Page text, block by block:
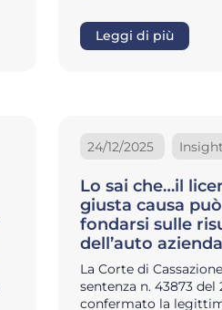
Leggi di più
24/12/2025
Lo sai che…il
giusta causa
fondarsi sulle
dell’auto
La Corte di
sentenza n. 43873 del
confermato la